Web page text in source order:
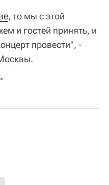
, то мы с этой
и гостей принять, и
провести", -